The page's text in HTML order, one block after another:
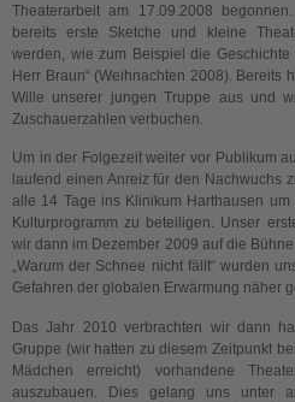
Theaterarbeit am 17.09.2008
bereits erste Sketche und kleine
werden, wie zum Beispiel die Geschichte
Herr Braun“ (Weihnachten 2008).
Wille unserer jungen Truppe aus und
Zuschauerzahlen verbuchen.
Um in der Folgezeit weiter vor Publikum
laufend einen Anreiz für den Nachwuchs
alle 14 Tage ins Klinikum Harthausen
Kulturprogramm zu beteiligen. Unser
wir dann im Dezember 2009 auf die
„Warum der Schnee nicht fällt“ wurden
Gefahren der globalen Erwärmung näher
Das Jahr 2010 verbrachten wir dann
Gruppe (wir hatten zu diesem Zeitpunkt
Mädchen erreicht) vorhandene
auszubauen. Dies gelang uns unter